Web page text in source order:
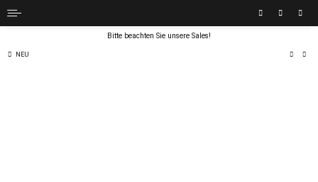
Bitte beachten Sie unsere Sales!
NEU